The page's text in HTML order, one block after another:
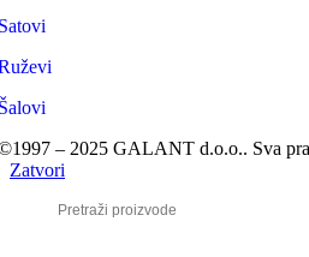
– 2025 GALANT d.o.o.. Sva
Zatvori